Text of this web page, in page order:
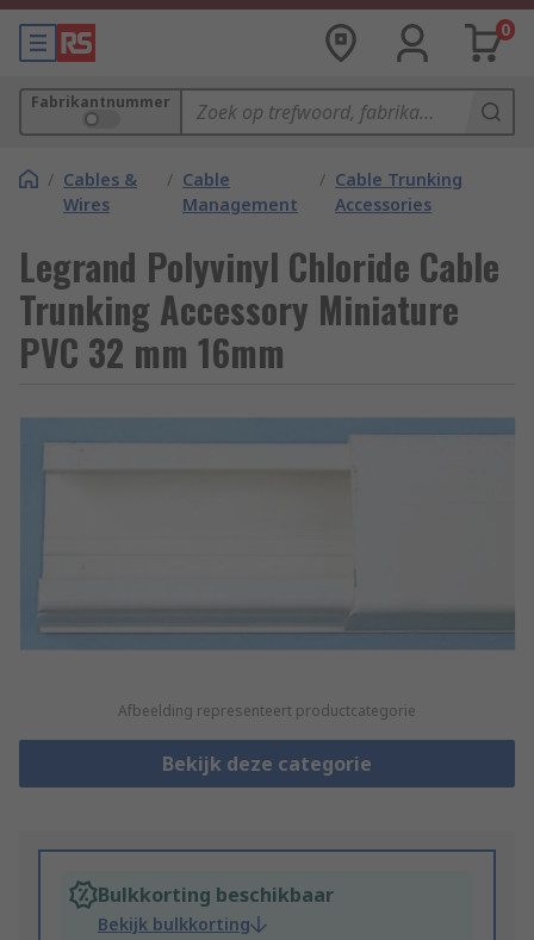
0
Fabrikantnummer
/ Cables &
Wires
/ Cable
Management
/ Cable Trunking
Accessories
Legrand Polyvinyl Chloride Cable
Trunking Accessory Miniature
PVC 32 mm 16mm
Afbeelding representeert productcategorie
Bekijk deze categorie
Bulkkorting beschikbaar
Bekijk bulkkorting